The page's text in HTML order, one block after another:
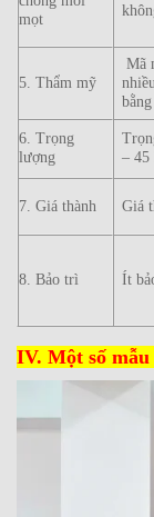
mọt
5. Thẩm mỹ
Mã
6. Trọng
lượng
– 45
7. Giá thành Giá
8. Bảo trì Ít
IV. Một số